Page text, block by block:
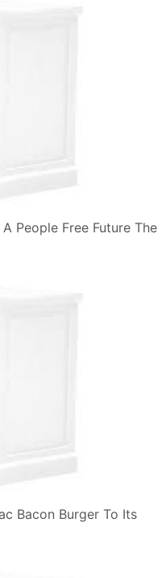
People Free Future The
Bacon Burger To Its